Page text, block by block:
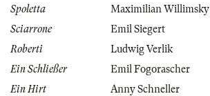
Spoletta
Maximilian Willimsky
Sciarrone
Emil Siegert
Roberti
Ludwig Verlik
Ein Schließer
Emil Fogorascher
Ein Hirt
Anny Schneller